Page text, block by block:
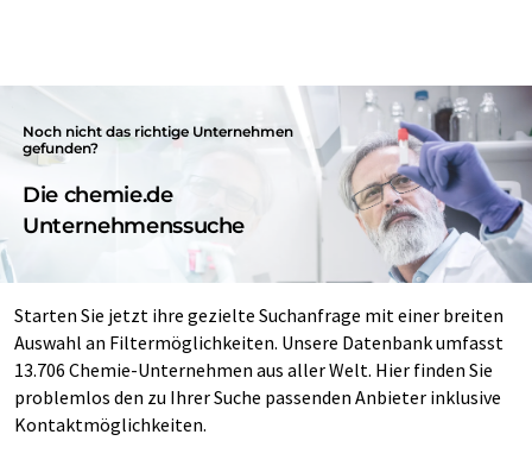
Noch nicht das richtige Unternehmen
gefunden?
Die chemie.de
Unternehmenssuche
Starten Sie jetzt ihre gezielte Suchanfrage mit einer breiten
Auswahl an Filtermöglichkeiten. Unsere Datenbank umfasst
13.706 Chemie-Unternehmen aus aller Welt. Hier finden Sie
problemlos den zu Ihrer Suche passenden Anbieter inklusive
Kontaktmöglichkeiten.